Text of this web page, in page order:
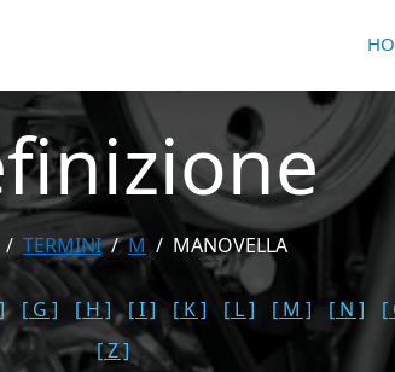
TERMINI M MANOVELLA
[ G ] [ H ] [ I ] [ K ] [ L ] [ M ] [ N ] [
[ Z ]